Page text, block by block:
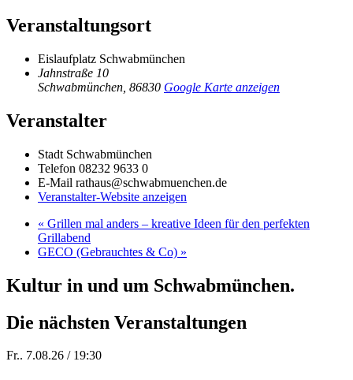
Veranstaltungsort
Eislaufplatz Schwabmünchen
Jahnstraße 10
Schwabmünchen 86830 Google Karte anzeigen
Veranstalter
Stadt Schwabmünchen
Telefon 08232 9633 0
E-Mail rathaus@schwabmuenchen.de
Veranstalter-Website anzeigen
« Grillen mal anders – kreative Ideen für den perfekten
Grillabend
GECO (Gebrauchtes & Co) »
Kultur in und um Schwabmünchen.
Die nächsten Veranstaltungen
Fr.. 7.08.26 / 19:30